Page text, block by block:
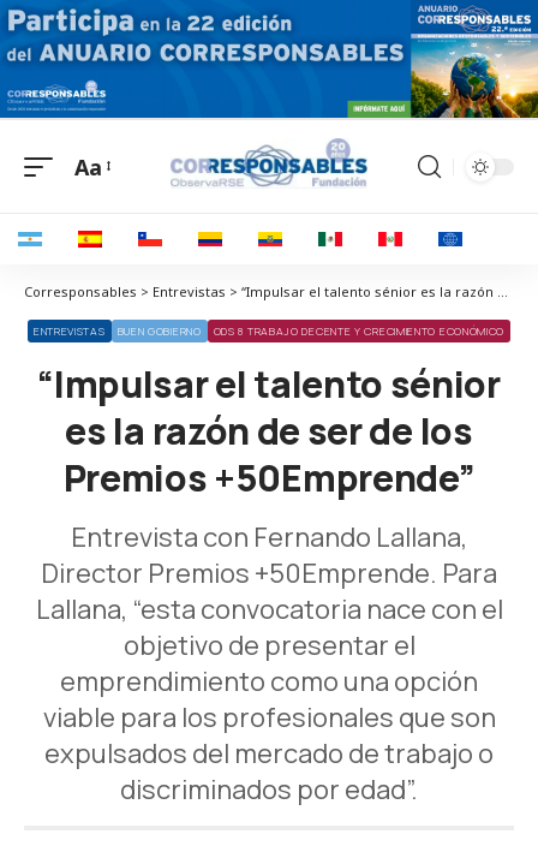
Aa
Corresponsables > Entrevistas > “Impulsar el talento sénior es la razón de ser de los Premios +50Emprende”
ENTREVISTAS BUEN GOBIERNO ODS 8 TRABAJO DECENTE Y CRECIMIENTO ECONÓMICO
“Impulsar el talento sénior
es la razón de ser de los
Premios +50Emprende”
Entrevista con Fernando Lallana,
Director Premios +50Emprende. Para
Lallana, “esta convocatoria nace con el
objetivo de presentar el
emprendimiento como una opción
viable para los profesionales que son
expulsados del mercado de trabajo o
discriminados por edad”.